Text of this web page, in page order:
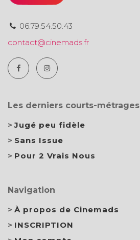
06.79.54.50.43
contact@cinemads.fr
Les derniers courts-métrages
Jugé peu fidèle
Sans Issue
Pour 2 Vrais Nous
Navigation
À propos de Cinemads
INSCRIPTION